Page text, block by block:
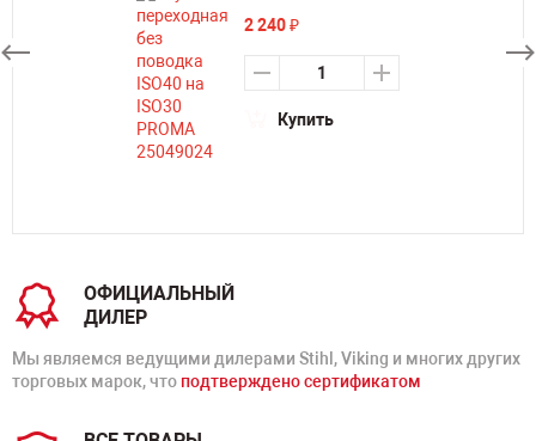
2 240₽
Купить
ОФИЦИАЛЬНЫЙ
ДИЛЕР
Мы являемся ведущими дилерами Stihl, Viking и многих других
торговых марок, что подтверждено сертификатом